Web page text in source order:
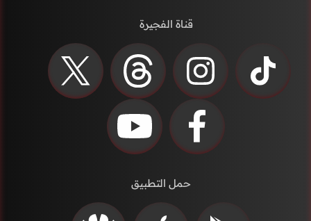
قناة الفجيرة
حمل التطبيق